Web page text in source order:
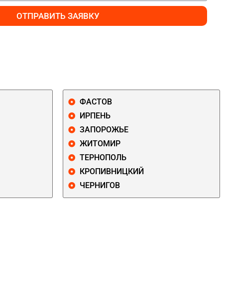
ОТПРАВИТЬ ЗАЯВКУ
ФАСТОВ
ИРПЕНЬ
ЗАПОРОЖЬЕ
ЖИТОМИР
ТЕРНОПОЛЬ
КРОПИВНИЦКИЙ
ЧЕРНИГОВ